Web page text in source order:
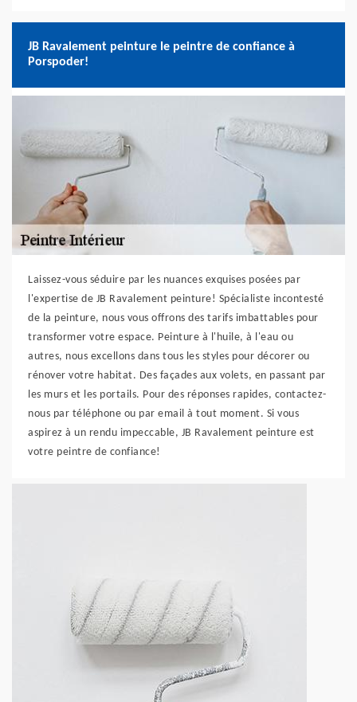
JB Ravalement peinture le peintre de confiance à
Porspoder!
Laissez-vous séduire par les nuances exquises posées par
l'expertise de JB Ravalement peinture! Spécialiste incontesté
de la peinture, nous vous offrons des tarifs imbattables pour
transformer votre espace. Peinture à l'huile, à l'eau ou
autres, nous excellons dans tous les styles pour décorer ou
rénover votre habitat. Des façades aux volets, en passant par
les murs et les portails. Pour des réponses rapides, contactez-
nous par téléphone ou par email à tout moment. Si vous
aspirez à un rendu impeccable, JB Ravalement peinture est
votre peintre de confiance!